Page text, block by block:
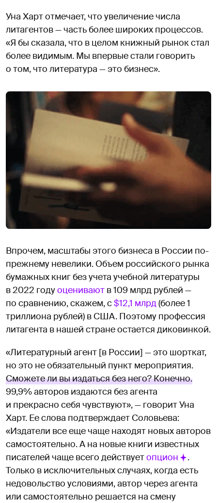
Уна Харт отмечает, что увеличение числа
литагентов — часть более широких процессов.
«Я бы сказала, что в целом книжный рынок стал
более видимым. Мы впервые стали говорить
о том, что литература — это бизнес».
Впрочем, масштабы этого бизнеса в России по-
прежнему невелики. Объем российского рынка
бумажных книг без учета учебной литературы
в 2022 годуоценивают в 109 млрд рублей —
по сравнению, скажем, с$12,1 млрд(более 1
триллиона рублей) в США. Поэтому профессия
литагента в нашей стране остается диковинкой.
«Литературный агент [в России] — это шорткат,
но это не обязательный пункт мероприятия.
Сможете ли вы издаться без него? Конечно.
99,9% авторов издаются без агента
и прекрасно себя чувствуют», — говорит Уна
Харт. Ее слова подтверждает Соловьева:
«Издатели все еще чаще находят новых авторов
самостоятельно. А на новые книги известных
писателей чаще всего действуетопцион
.
Только в исключительных случаях, когда есть
недовольство условиями, автор через агента
или самостоятельно решается на смену